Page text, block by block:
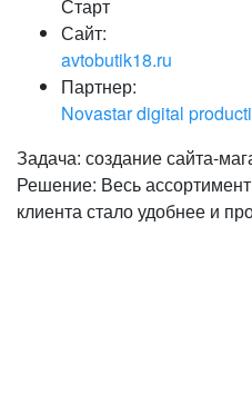
Старт
Сайт:
avtobutik18.ru
Партнер:
Novastar digital
Задача: создание сайта-
Решение: Весь
клиента стало удобнее и